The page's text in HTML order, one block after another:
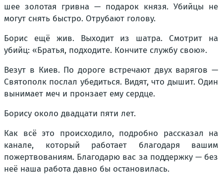
шее золотая гривна — подарок князя. Убийцы не
могут снять быстро. Отрубают голову.
Борис ещё жив. Выходит из шатра. Смотрит на
убийц: «Братья, подходите. Кончите службу свою».
Везут в Киев. По дороге встречают двух варягов —
Святополк послал убедиться. Видят, что дышит. Один
вынимает меч и пронзает ему сердце.
Борису около двадцати пяти лет.
Как всё это происходило, подробно рассказал на
канале, который работает благодаря вашим
пожертвованиям. Благодарю вас за поддержку — без
неё наша работа давно бы остановилась.